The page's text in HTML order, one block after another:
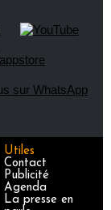
Utiles
Contact
Publicité
Agenda
La presse en